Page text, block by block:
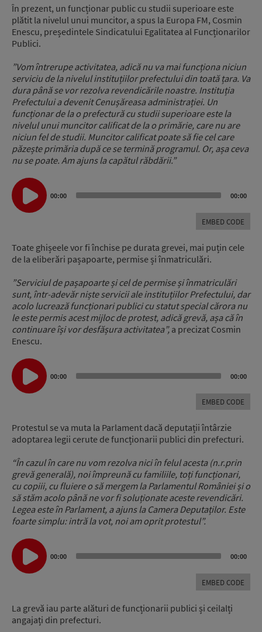
În prezent, un funcționar public cu studii superioare este
plătit la nivelul unui muncitor, a spus la Europa FM, Cosmin
Enescu, președintele Sindicatului Egalitatea al Funcționarilor
Publici.
”Vom întrerupe activitatea, adică nu va mai funcționa niciun
serviciu de la nivelul instituțiilor prefectului din toată țara. Va
dura până se vor rezolva revendicările noastre. Instituția
Prefectului a devenit Cenușăreasa administrației. Un
funcționar de la o prefectură cu studii superioare este la
nivelul unui muncitor calificat de la o primărie, care nu are
niciun fel de studii. Muncitor calificat poate să fie cel care
păzește primăria după ce se termină programul. Or, așa ceva
nu se poate. Am ajuns la capătul răbdării.”
Audio
Player
00:00 00:00
EMBED CODE
Toate ghișeele vor fi închise pe durata grevei, mai puțin cele
de la eliberări pașapoarte, permise și înmatriculări.
”Serviciul de pașapoarte și cel de permise și înmatriculări
sunt, într-adevăr niște servicii ale instituțiilor Prefectului, dar
acolo lucrează funcționari publici cu statut special cărora nu
le este permis acest mijloc de protest, adică grevă, așa că în
continuare își vor desfășura activitatea”, a precizat Cosmin
Enescu.
Audio
Player
00:00 00:00
EMBED CODE
Protestul se va muta la Parlament dacă deputații întârzie
adoptarea legii cerute de funcționarii publici din prefecturi.
“În cazul în care nu vom rezolva nici în felul acesta (n.r.prin
grevă generală), noi împreună cu familiile, toți funcționari,
cu copiii, cu fluiere o să mergem la Parlamentul României și o
să stăm acolo până ne vor fi soluționate aceste revendicări.
Legea este în Parlament, a ajuns la Camera Deputaților. Este
foarte simplu: intră la vot, noi am oprit protestul”.
Audio
Player
00:00 00:00
EMBED CODE
La grevă iau parte alături de funcționarii publici și ceilalți
angajați din prefecturi.